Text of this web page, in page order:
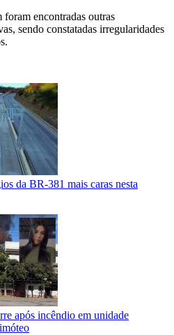
encontradas outras
sendo constatadas irregularidades
da BR-381 mais caras nesta
após incêndio em unidade